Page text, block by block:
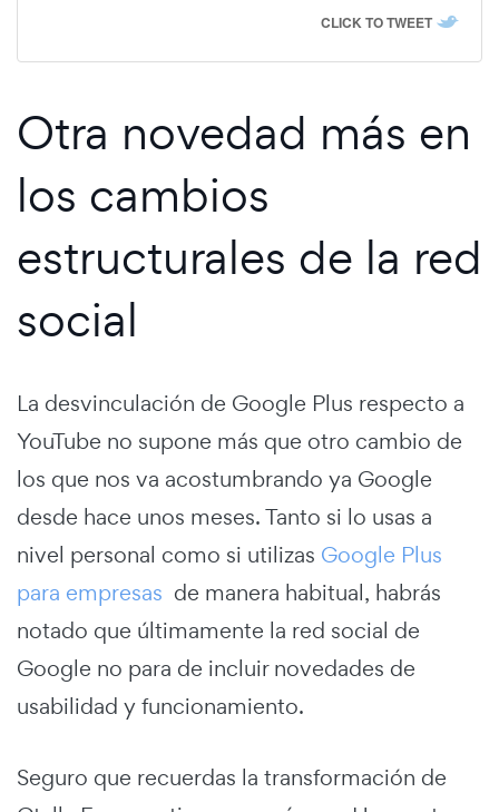
CLICK TO TWEET
Otra novedad más en
los cambios
estructurales de la red
social
La desvinculación de Google Plus respecto a
YouTube no supone más que otro cambio de
los que nos va acostumbrando ya Google
desde hace unos meses. Tanto si lo usas a
nivel personal como si utilizas Google Plus
para empresas de manera habitual, habrás
notado que últimamente la red social de
Google no para de incluir novedades de
usabilidad y funcionamiento.
Seguro que recuerdas la transformación de